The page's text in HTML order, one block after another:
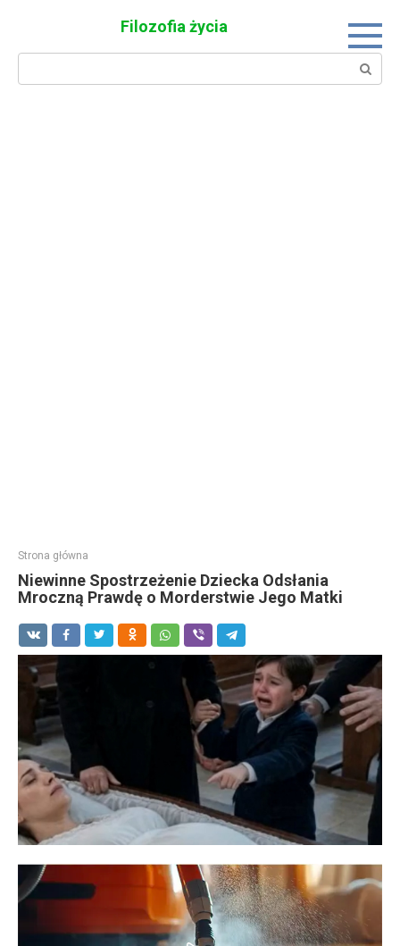
Filozofia życia
Search:
Strona główna
Niewinne Spostrzeżenie Dziecka Odsłania
Mroczną Prawdę o Morderstwie Jego Matki